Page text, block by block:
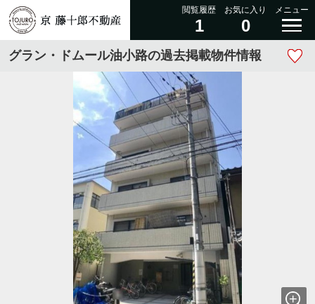
閲覧履歴
1
お気に入り
0
メニュー
グラン・ドムール油小路の過去掲載物件情報